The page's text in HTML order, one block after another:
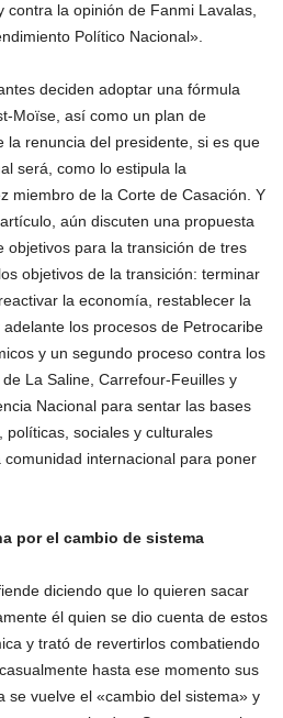
la opinión de Fanmi Lavalas,
Político Nacional».
deciden adoptar una fórmula
Moïse, así como un plan de
la renuncia del presidente, si es que
será, como lo estipula la
miembro de la Corte de Casación. Y
aún discuten una propuesta
objetivos para la transición de tres
objetivos de la transición: terminar
la economía, restablecer la
los procesos de Petrocaribe
y un segundo proceso contra los
La Saline, Carrefour-Feuilles y
Nacional para sentar las bases
sociales y culturales
internacional para poner
por el cambio de sistema
diciendo que lo quieren sacar
él quien se dio cuenta de estos
y trató de revertirlos combatiendo
hasta ese momento sus
se vuelve el «cambio del sistema» y